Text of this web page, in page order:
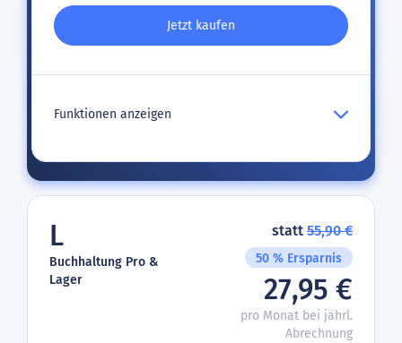
Jetzt kaufen
Funktionen anzeigen
L
Buchhaltung Pro &
Lager
statt 55,90 €
50 % Ersparnis
27,95 €
pro Monat bei jährl.
Abrechnung